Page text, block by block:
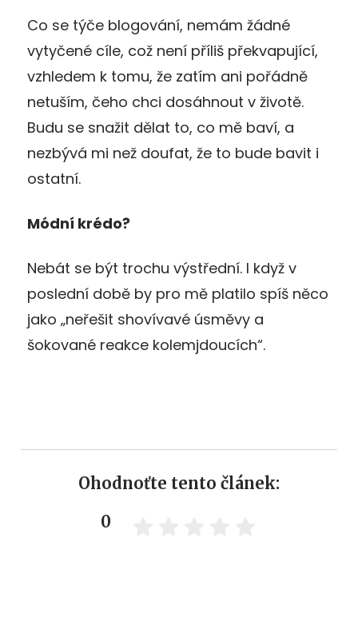
Co se týče blogování, nemám žádné
vytyčené cíle, což není příliš překvapující,
vzhledem k tomu, že zatím ani pořádně
netuším, čeho chci dosáhnout v životě.
Budu se snažit dělat to, co mě baví, a
nezbývá mi než doufat, že to bude bavit i
ostatní.
Módní krédo?
Nebát se být trochu výstřední. I když v
poslední době by pro mě platilo spíš něco
jako „neřešit shovívavé úsměvy a
šokované reakce kolemjdoucích“.
Ohodnoťte tento článek:
0